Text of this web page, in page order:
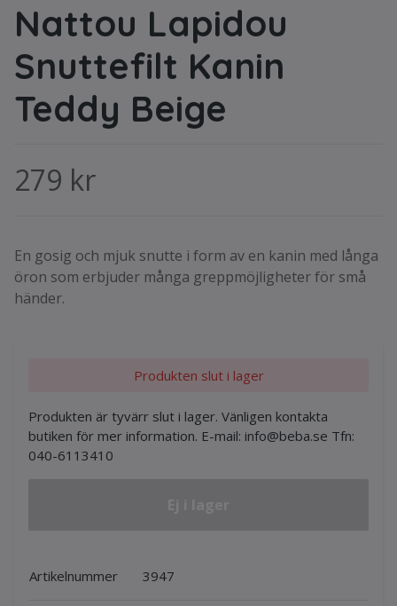
Nattou Lapidou
Snuttefilt Kanin
Teddy Beige
279 kr
En gosig och mjuk snutte i form av en kanin med långa
öron som erbjuder många greppmöjligheter för små
händer.
Produkten slut i lager
Produkten är tyvärr slut i lager. Vänligen kontakta
butiken för mer information. E-mail: info@beba.se Tfn:
040-6113410
Artikelnummer 3947